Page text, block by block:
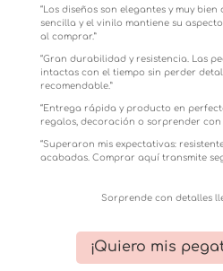
“Los diseños son elegantes y muy
sencilla y el vinilo mantiene su
al comprar.”
“Gran durabilidad y resistencia. Las
intactas con el tiempo sin perder
recomendable.”
“Entrega rápida y producto en
regalos, decoración o sorprender con
“Superaron mis expectativas:
acabadas. Comprar aquí transmite
Sorprende con detalles
¡Quiero mis